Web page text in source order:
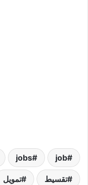
job
jobs
تقسيط تمويل